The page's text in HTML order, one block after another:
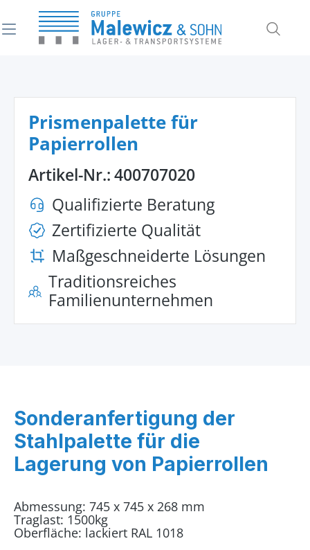
springen
Prismenpalette für
Papierrollen
Artikel-Nr.:400707020
Qualifizierte Beratung
Zertifizierte Qualität
Maßgeschneiderte Lösungen
Traditionsreiches
Familienunternehmen
Sonderanfertigung der
Stahlpalette für die
Lagerung von Papierrollen
Abmessung: 745 x 745 x 268 mm
Traglast: 1500kg
Oberfläche: lackiert RAL 1018